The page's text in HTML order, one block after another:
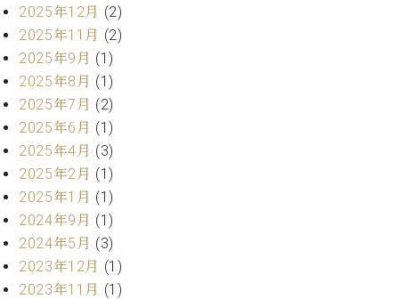
C.BECHSTEIN
Digital(ベ
ヒ
シ
ュ
タ
イ
ン
デ
ジ
タ
ル)
ーロ
ピア
ノ特
選中
古】
イ
ベ
ン
ト
報
八
王
子
工
2025年12月 (2)
2025年11月 (2)
2025年9月 (1)
2025年8月 (1)
2025年7月 (2)
2025年6月 (1)
2025年4月 (3)
2025年2月 (1)
2025年1月 (1)
2024年9月 (1)
2024年5月 (3)
2023年12月 (1)
2023年11月 (1)